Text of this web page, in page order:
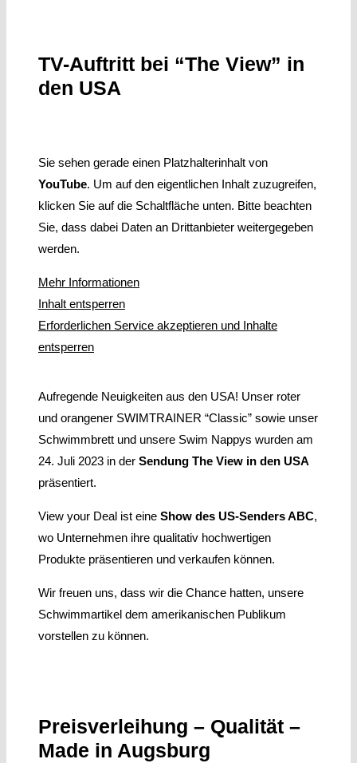
TV-Auftritt bei “The View” in
den USA
Sie sehen gerade einen Platzhalterinhalt von
YouTube. Um auf den eigentlichen Inhalt zuzugreifen,
klicken Sie auf die Schaltfläche unten. Bitte beachten
Sie, dass dabei Daten an Drittanbieter weitergegeben
werden.
Mehr Informationen
Inhalt entsperren
Erforderlichen Service akzeptieren und Inhalte
entsperren
Aufregende Neuigkeiten aus den USA! Unser roter
und orangener SWIMTRAINER “Classic” sowie unser
Schwimmbrett und unsere Swim Nappys wurden am
24. Juli 2023 in der Sendung The View in den USA
präsentiert.
View your Deal ist eine Show des US-Senders ABC,
wo Unternehmen ihre qualitativ hochwertigen
Produkte präsentieren und verkaufen können.
Wir freuen uns, dass wir die Chance hatten, unsere
Schwimmartikel dem amerikanischen Publikum
vorstellen zu können.
Preisverleihung – Qualität –
Made in Augsburg